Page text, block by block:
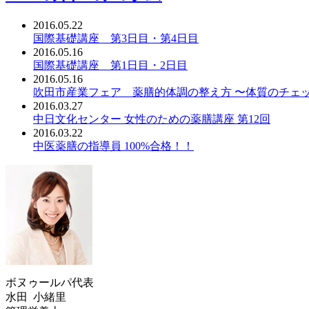
2016.05.22
国際基礎講座 第3日目・第4日目
2016.05.16
国際基礎講座 第1日目・2日目
2016.05.16
吹田市産業フェア 薬膳的体調の整え方 〜体質のチェ
2016.03.27
中日文化センター 女性のための薬膳講座 第12回
2016.03.22
中医薬膳の指導員 100%合格！！
ボヌゥールパ代表
水田 小緒里